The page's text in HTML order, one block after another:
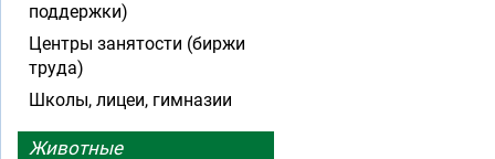
поддержки)
Центры занятости (биржи
труда)
Школы, лицеи, гимназии
Животные